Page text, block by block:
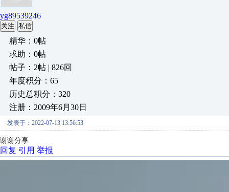
yg89539246
关注 私信
精华：0帖
求助：0帖
帖子：2帖 | 826回
年度积分：65
历史总积分：320
注册：2009年6月30日
发表于：2022-07-13 13:56:53
谢谢分享
回复 引用 举报